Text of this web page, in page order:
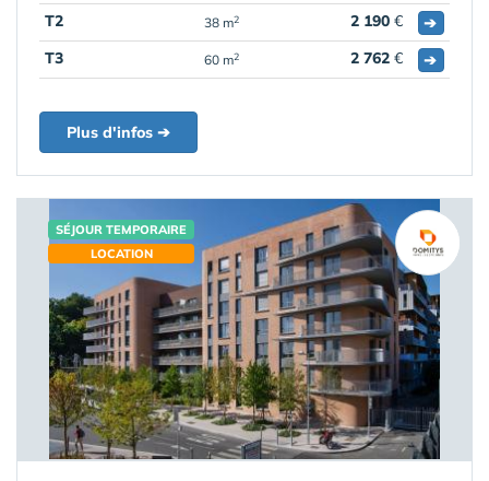
T2
38 m2 2 190 €
➔
T3
60 m2 2 762 € ➔
Plus d'infos ➔
SÉJOUR TEMPORAIRE
LOCATION